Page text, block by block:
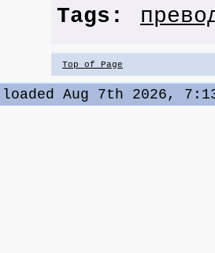
Tags:
Top of Page
Aug 7th 2026, 7:13